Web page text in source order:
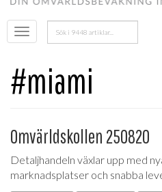
Öppna
menyn
Sök
efter:
#miami
Omvärldskollen 250820
Detaljhandeln växlar upp med
marknadsplatser och snabba